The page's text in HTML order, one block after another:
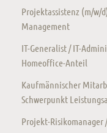
Projektassistenz (m/w/
Management
IT-Generalist / IT-
Homeoffice-Anteil
Kaufmännischer
Schwerpunkt
Projekt-